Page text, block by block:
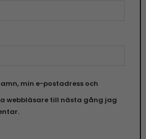
min e-postadress och
webbläsare till nästa gång jag